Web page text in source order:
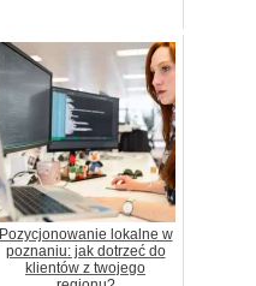
Pozycjonowanie lokalne w
poznaniu: jak dotrzeć do
klientów z twojego